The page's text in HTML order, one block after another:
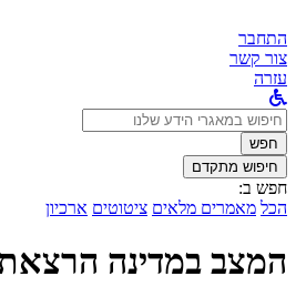
התחבר
צור קשר
עזרה
לחפש
ב:חפש
חיפוש מתקדם
חפש ב:
הכל מאמרים מלאים ציטוטים ארכיון
המצב במדינה